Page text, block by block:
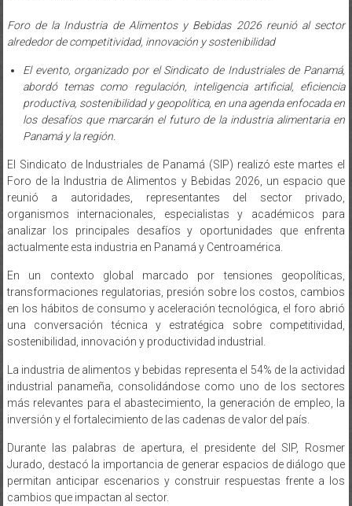
Foro de la Industria de Alimentos y Bebidas 2026 reunió al sector
alrededor de competitividad, innovación y sostenibilidad
El evento, organizado por el Sindicato de Industriales de Panamá,
abordó temas como regulación, inteligencia artificial, eficiencia
productiva, sostenibilidad y geopolítica, en una agenda enfocada en
los desafíos que marcarán el futuro de la industria alimentaria en
Panamá y la región.
El Sindicato de Industriales de Panamá (SIP) realizó este martes el
Foro de la Industria de Alimentos y Bebidas 2026, un espacio que
reunió a autoridades, representantes del sector privado,
organismos internacionales, especialistas y académicos para
analizar los principales desafíos y oportunidades que enfrenta
actualmente esta industria en Panamá y Centroamérica.
En un contexto global marcado por tensiones geopolíticas,
transformaciones regulatorias, presión sobre los costos, cambios
en los hábitos de consumo y aceleración tecnológica, el foro abrió
una conversación técnica y estratégica sobre competitividad,
sostenibilidad, innovación y productividad industrial.
La industria de alimentos y bebidas representa el 54% de la actividad
industrial panameña, consolidándose como uno de los sectores
más relevantes para el abastecimiento, la generación de empleo, la
inversión y el fortalecimiento de las cadenas de valor del país.
Durante las palabras de apertura, el presidente del SIP, Rosmer
Jurado, destacó la importancia de generar espacios de diálogo que
permitan anticipar escenarios y construir respuestas frente a los
cambios que impactan al sector.